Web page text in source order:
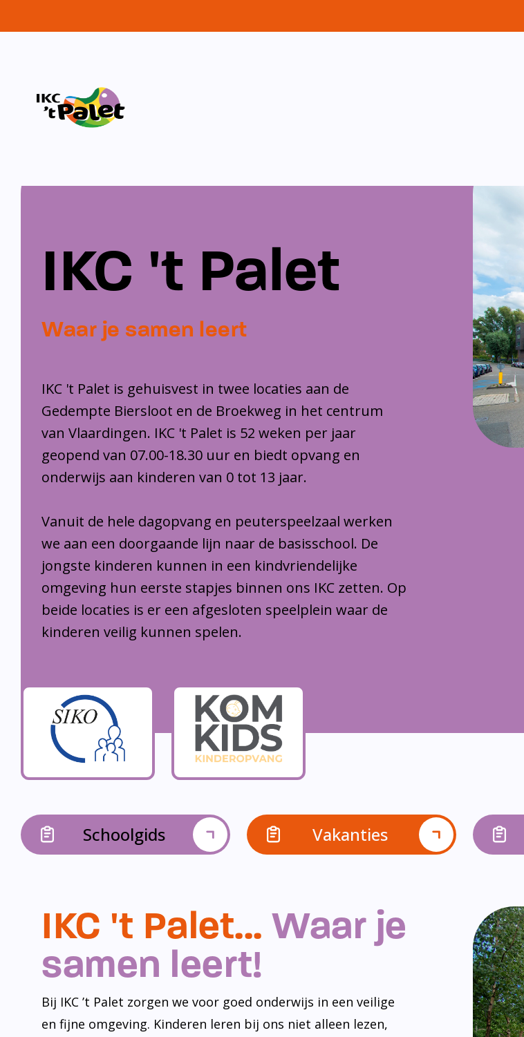
IKC 't Palet
Waar je samen leert
IKC 't Palet is gehuisvest in twee locaties aan de
Gedempte Biersloot en de Broekweg in het centrum
van Vlaardingen. IKC 't Palet is 52 weken per jaar
geopend van 07.00-18.30 uur en biedt opvang en
onderwijs aan kinderen van 0 tot 13 jaar.
Vanuit de hele dagopvang en peuterspeelzaal werken
we aan een doorgaande lijn naar de basisschool. De
jongste kinderen kunnen in een kindvriendelijke
omgeving hun eerste stapjes binnen ons IKC zetten. Op
beide locaties is er een afgesloten speelplein waar de
kinderen veilig kunnen spelen.
Schoolgids Vakanties
IKC 't Palet... Waar je
samen leert!
Bij IKC ’t Palet zorgen we voor goed onderwijs in een veilige
en fijne omgeving. Kinderen leren bij ons niet alleen lezen,